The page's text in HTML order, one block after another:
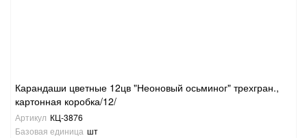
Карандаши цветные 12цв "Неоновый осьминог" трехгран.,
картонная коробка/12/
Артикул КЦ-3876
Базовая единица шт